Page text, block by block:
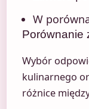
W
Porównanie
Wybór
kulinarnego
różnice